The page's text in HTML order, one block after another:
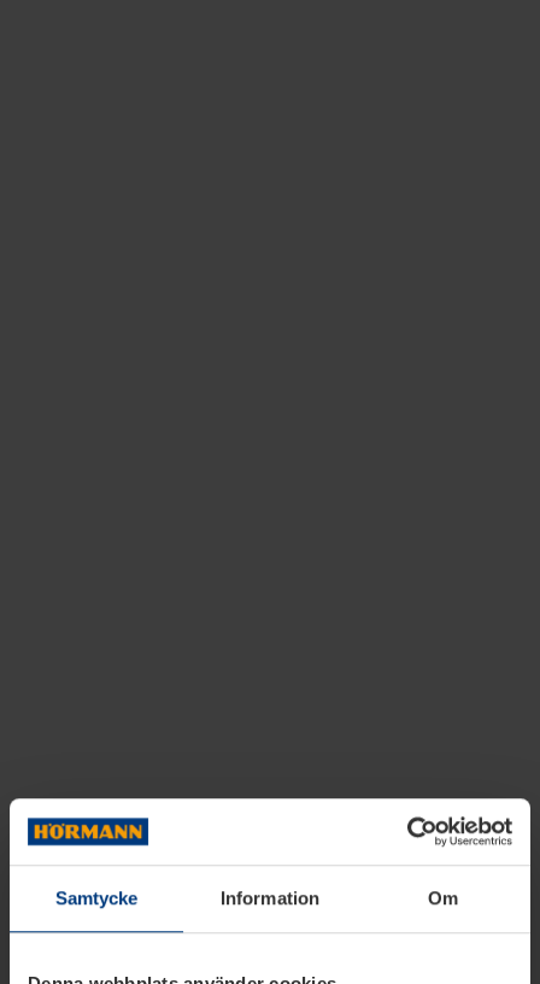
Samtycke Information Om